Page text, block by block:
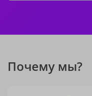
Почему мы?